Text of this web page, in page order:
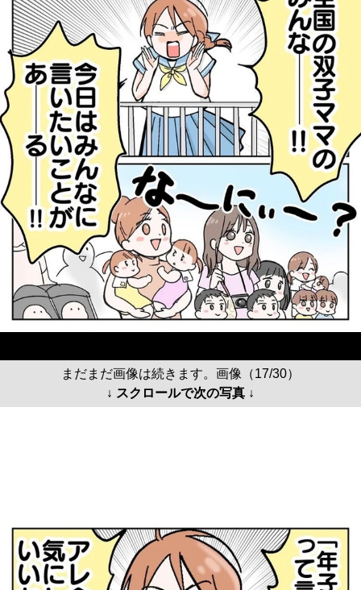
まだまだ画像は続きます。画像（17/30）
↓ スクロールで次の写真 ↓